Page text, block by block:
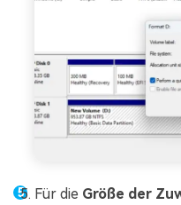
Für die Größe der